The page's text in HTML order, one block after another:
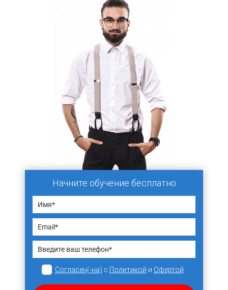
Начните обучение бесплатно
Согласен(-на) с Политикой и Офертой